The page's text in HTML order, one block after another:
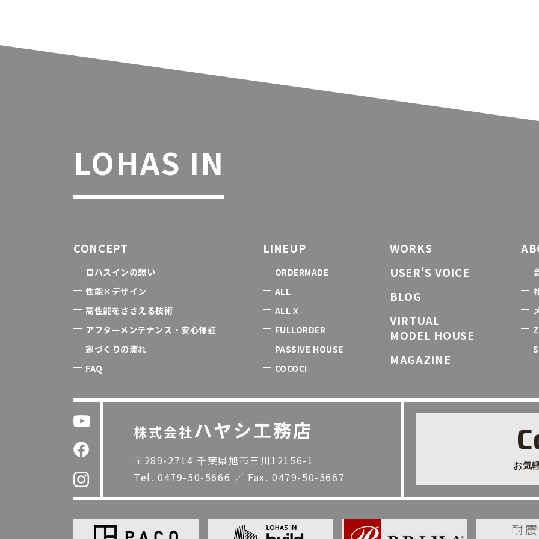
LOHAS IN
CONCEPT
ロハスインの想い
性能×デザイン
高性能をささえる技術
アフターメンテナンス・安心保証
家づくりの流れ
FAQ
LINEUP
ORDERMADE
ALL
ALL X
FULLORDER
PASSIVE HOUSE
COCOCI
WORKS
USER'S VOICE
BLOG
VIRTUAL
MODEL HOUSE
MAGAZINE
株式会社ハヤシ工務店
〒289-2714 千葉県旭市三川12156-1
Tel. 0479-50-5666 ／ Fax. 0479-50-5667
お気